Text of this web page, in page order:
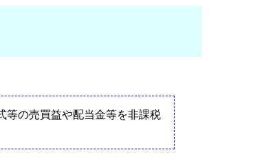
等の売買益や配当金等を非課税